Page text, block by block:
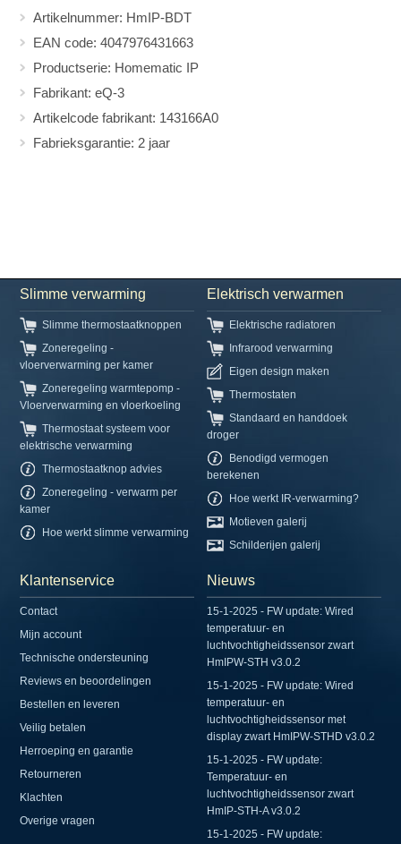
Artikelnummer: HmIP-BDT
EAN code: 4047976431663
Productserie: Homematic IP
Fabrikant: eQ-3
Artikelcode fabrikant: 143166A0
Fabrieksgarantie: 2 jaar
Slimme verwarming
Slimme thermostaatknoppen
Zoneregeling -
vloerverwarming per kamer
Zoneregeling warmtepomp -
Vloerverwarming en vloerkoeling
Thermostaat systeem voor
elektrische verwarming
Thermostaatknop advies
Zoneregeling - verwarm per
kamer
Hoe werkt slimme verwarming
Elektrisch verwarmen
Elektrische radiatoren
Infrarood verwarming
Eigen design maken
Thermostaten
Standaard en handdoek
droger
Benodigd vermogen
berekenen
Hoe werkt IR-verwarming?
Motieven galerij
Schilderijen galerij
Klantenservice
Contact
Mijn account
Technische ondersteuning
Reviews en beoordelingen
Bestellen en leveren
Veilig betalen
Herroeping en garantie
Retourneren
Klachten
Overige vragen
Nieuws
15-1-2025 - FW update: Wired
temperatuur- en
luchtvochtigheidssensor zwart
HmIPW-STH v3.0.2
15-1-2025 - FW update: Wired
temperatuur- en
luchtvochtigheidssensor met
display zwart HmIPW-STHD v3.0.2
15-1-2025 - FW update:
Temperatuur- en
luchtvochtigheidssensor zwart
HmIP-STH-A v3.0.2
15-1-2025 - FW update: